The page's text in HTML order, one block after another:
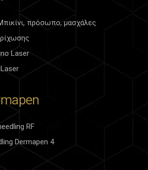
πρόσωπο, μασχάλες
Laser
RF
Dermapen 4